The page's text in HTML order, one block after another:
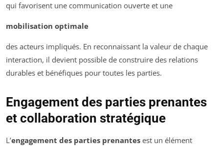
qui favorisent une communication ouverte et une
mobilisation optimale
des acteurs impliqués. En reconnaissant la valeur de chaque
interaction, il devient possible de construire des relations
durables et bénéfiques pour toutes les parties.
Engagement des parties prenantes
et collaboration stratégique
L’engagement des parties prenantes est un élément